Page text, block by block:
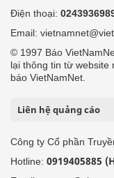
Điện thoại:
Email:
© 1997 Báo
lại thông tin từ website
báo VietNamNet.
Liên hệ quảng cáo
Công ty Cổ phần
Hotline: 0919405885